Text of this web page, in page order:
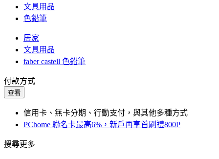
文具用品
色鉛筆
居家
文具用品
faber castell 色鉛筆
付款方式
查看
信用卡、無卡分期、行動支付，與其他多種方式
PChome 聯名卡最高6%，新戶再享首刷禮800P
搜尋更多